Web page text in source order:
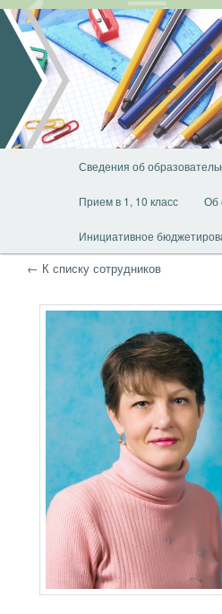
Перейти
основному
содержимому
Перейти
дополнительному
содержимому
Сведения об
Прием в 1, 10 класс Об
Инициативное
← К списку сотрудников